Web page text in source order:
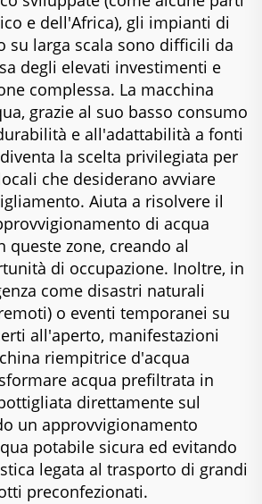
e dell'Africa), gli impianti di
su larga scala sono difficili da
degli elevati investimenti e
complessa. La macchina
grazie al suo basso consumo
e all'adattabilità a fonti
la scelta privilegiata per
che desiderano avviare
Aiuta a risolvere il
di acqua
queste zone, creando al
di occupazione. Inoltre, in
come disastri naturali
o eventi temporanei su
all'aperto, manifestazioni
riempitrice d'acqua
acqua prefiltrata in
direttamente sul
un approvvigionamento
potabile sicura ed evitando
legata al trasporto di grandi
preconfezionati.